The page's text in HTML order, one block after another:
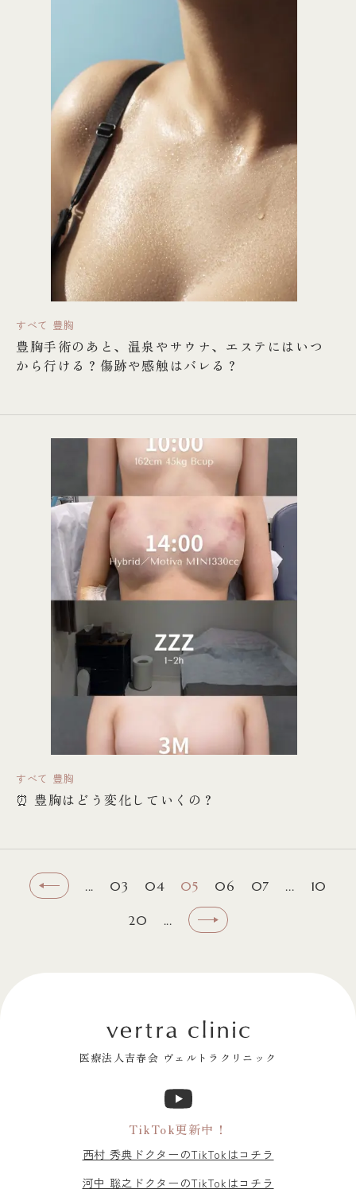
すべて 豊胸
豊胸手術のあと、温泉やサウナ、エステにはいつ
から行ける？傷跡や感触はバレる？
すべて 豊胸
⏰ 豊胸はどう変化していくの？
... 03 04 05 06 07 ... 10
20 ...
医療法人吉春会 ヴェルトラクリニック
TikTok更新中！
西村 秀典ドクターのTikTokはコチラ
河中 聡之ドクターのTikTokはコチラ